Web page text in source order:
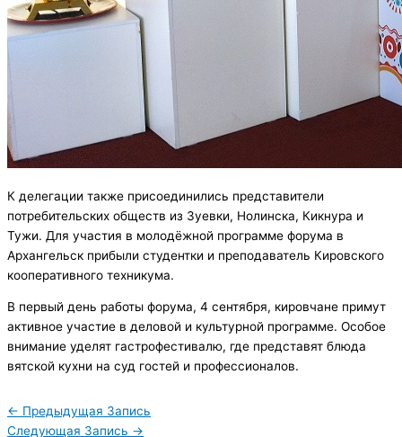
К делегации также присоединились представители
потребительских обществ из Зуевки, Нолинска, Кикнура и
Тужи. Для участия в молодёжной программе форума в
Архангельск прибыли студентки и преподаватель Кировского
кооперативного техникума.
В первый день работы форума, 4 сентября, кировчане примут
активное участие в деловой и культурной программе. Особое
внимание уделят гастрофестивалю, где представят блюда
вятской кухни на суд гостей и профессионалов.
← Предыдущая Запись
Следующая Запись →